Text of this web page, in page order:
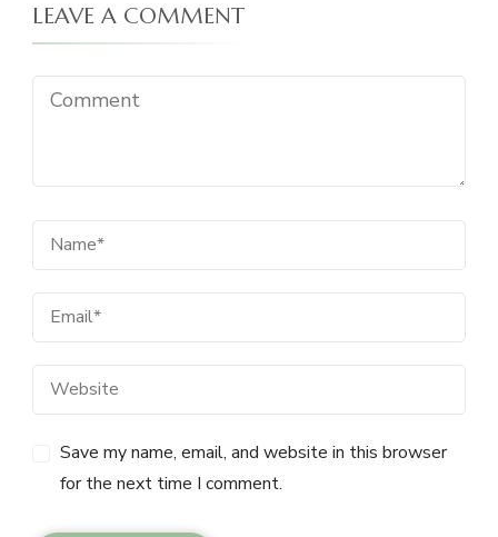
LEAVE A COMMENT
Save my name, email, and website in this browser
for the next time I comment.